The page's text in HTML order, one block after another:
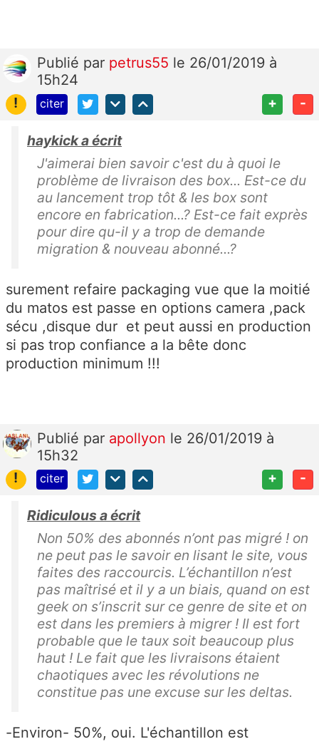
Publié par petrus55 le 26/01/2019 à
15h24
!
citer + -
haykick a écrit
J'aimerai bien savoir c'est du à quoi le
problème de livraison des box... Est-ce du
au lancement trop tôt & les box sont
encore en fabrication...? Est-ce fait exprès
pour dire qu-il y a trop de demande
migration & nouveau abonné...?
surement refaire packaging vue que la moitié
du matos est passe en options camera ,pack
sécu ,disque dur et peut aussi en production
si pas trop confiance a la bête donc
production minimum !!!
Publié par apollyon le 26/01/2019 à
15h32
!
citer + -
Ridiculous a écrit
Non 50% des abonnés n’ont pas migré ! on
ne peut pas le savoir en lisant le site, vous
faites des raccourcis. L’échantillon n’est
pas maîtrisé et il y a un biais, quand on est
geek on s’inscrit sur ce genre de site et on
est dans les premiers à migrer ! Il est fort
probable que le taux soit beaucoup plus
haut ! Le fait que les livraisons étaient
chaotiques avec les révolutions ne
constitue pas une excuse sur les deltas.
-Environ- 50%, oui. L'échantillon est